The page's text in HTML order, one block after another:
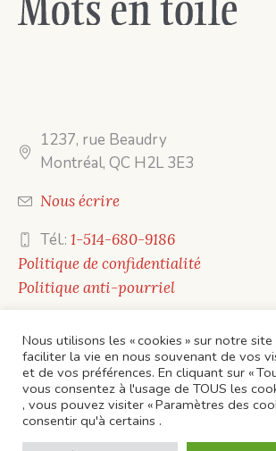
1237, rue Beaudry
Montréal, QC H2L 3E3
Nous écrire
Tél.:1-514-680-9186
Politique de confidentialité
Politique anti-pourriel
ACCUEIL CONTACTS
Politique de confidentialité/ Éditions
Nous utilisons les « cookies » sur notre
faciliter la vie en nous souvenant de vos
et de vos préférences. En cliquant sur «
vous consentez à l'usage de TOUS les
, vous pouvez visiter « Paramètres des
consentir qu'à certains .